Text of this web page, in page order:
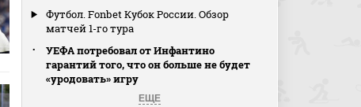
Футбол. Fonbet Кубок России. Обзор
матчей 1-го тура
УЕФА потребовал от Инфантино
гарантий того, что он больше не будет
«уродовать» игру
ЕЩЕ